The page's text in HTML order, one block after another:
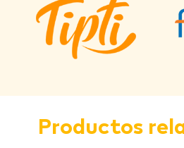
Productos